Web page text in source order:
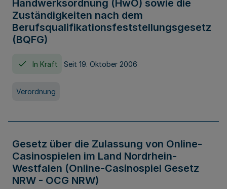
Handwerksordnung (HwO) sowie die
Zuständigkeiten nach dem
Berufsqualifikationsfeststellungsgesetz
(BQFG)
In Kraft Seit 19. Oktober 2006
Verordnung
Gesetz über die Zulassung von Online-
Casinospielen im Land Nordrhein-
Westfalen (Online-Casinospiel Gesetz
NRW - OCG NRW)